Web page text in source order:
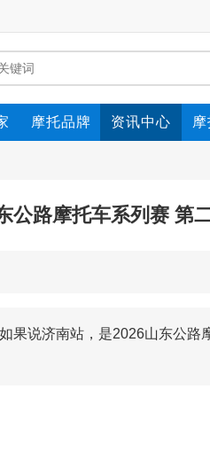
摩托品牌 资讯中心
公路摩托车系列赛 第
果说济南站，是2026山东公路